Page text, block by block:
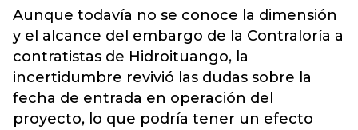
Aunque todavía no se conoce la dimensión
y el alcance del embargo de la Contraloría a
contratistas de Hidroituango, la
incertidumbre revivió las dudas sobre la
fecha de entrada en operación del
proyecto, lo que podría tener un efecto